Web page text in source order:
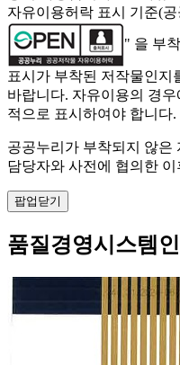
자유이용허락 표시 기준(
" 을 부
표시가 부착된 저작물인지
바랍니다. 자유이용의 경
적으로 표시하여야 합니다.
공공누리가 부착되지 않은
담당자와 사전에 협의한
팝업닫기
품질경영시스템